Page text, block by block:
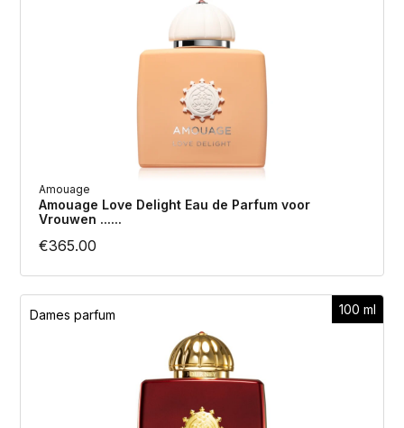
Amouage
Amouage Love Delight Eau de Parfum voor
Vrouwen ......
€365.00
100 ml
Dames parfum